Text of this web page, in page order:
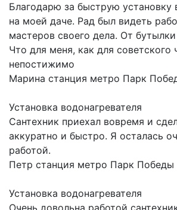
Благодарю за быструю установку
на моей даче. Рад был видеть
мастеров своего дела. От бутылки
Что для меня, как для советского
непостижимо
Марина станция метро Парк
Установка водонагревателя
Сантехник приехал вовремя и
аккуратно и быстро. Я осталась
работой.
Петр станция метро Парк Победы
Установка водонагревателя
Очень довольна работой